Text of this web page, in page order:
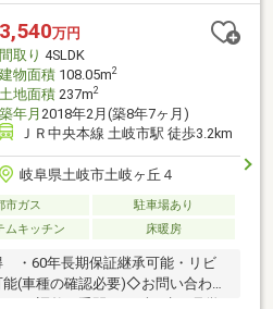
～～◇
3,540万円
間取り 4SLDK
建物面積108.05m2
土地面積237m2
築年月 2018年2月(築8年7ヶ月)
ＪＲ中央本線 土岐市駅 徒歩3.2km
岐阜県土岐市土岐ヶ丘４
市ガス
駐車場あり
ムキッチン 床暖房
・60年長期保証継承可能・リビ
(車種の確認必要)◇お問い合わせ
程調整も手間いらず！赤の見学